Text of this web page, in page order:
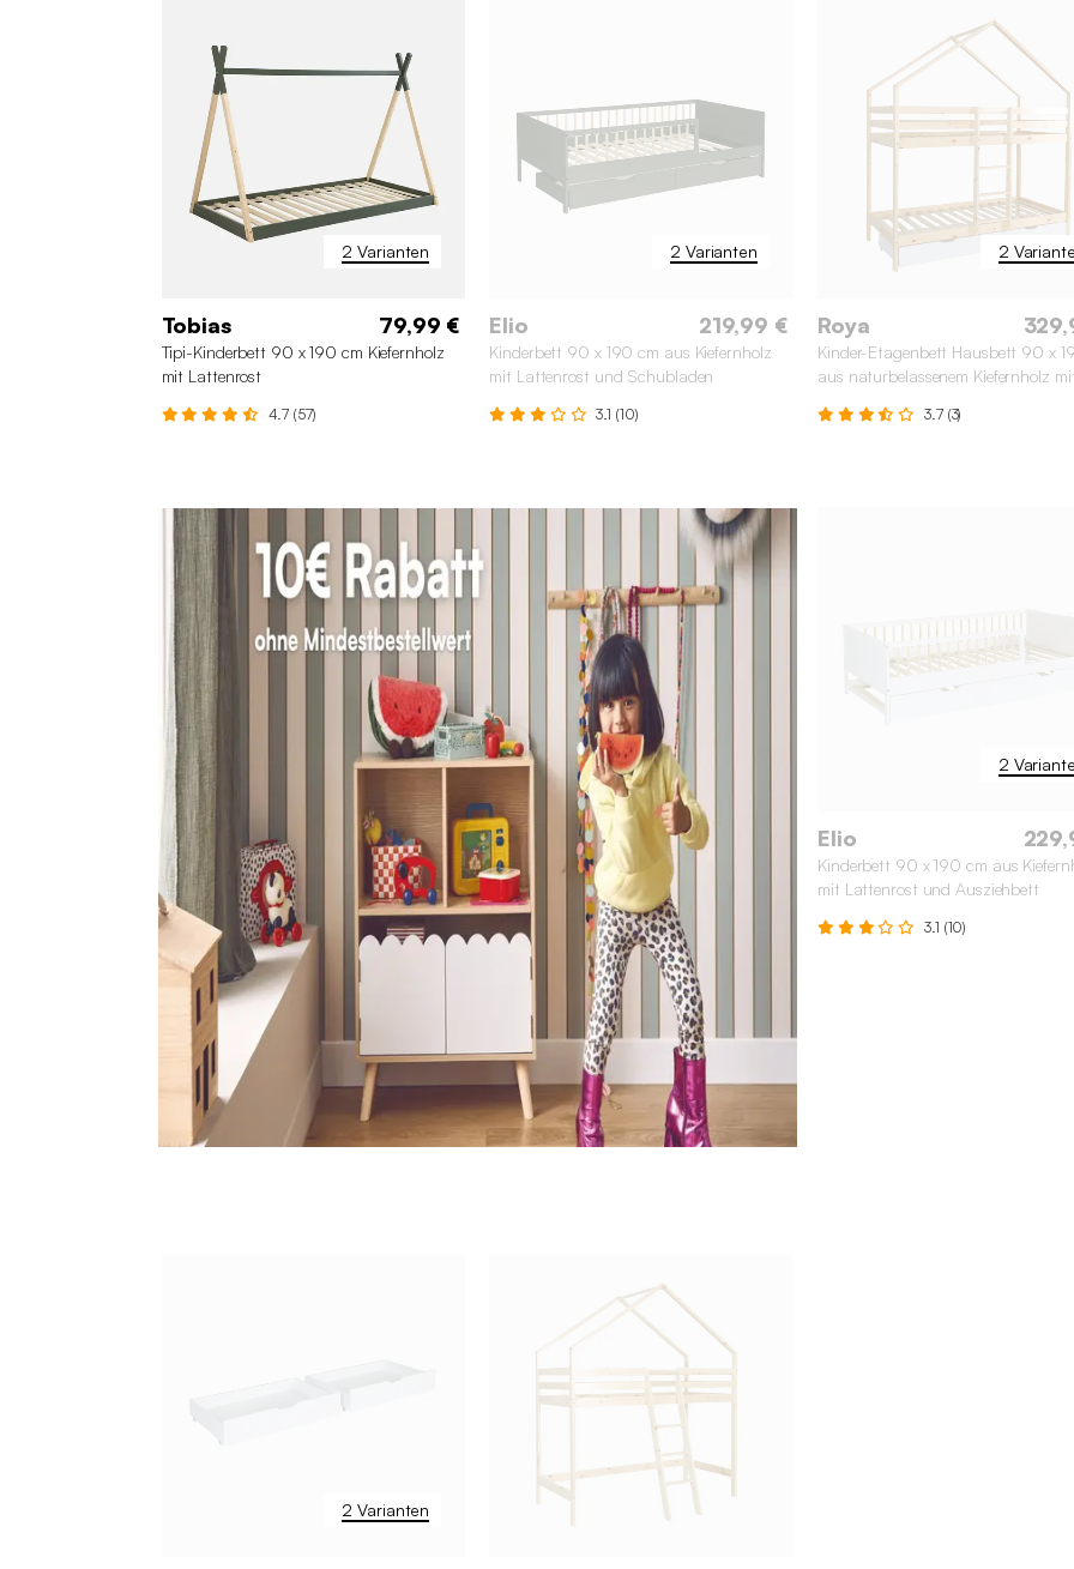
2 Varianten
Tobias 79,99 €
Tipi-Kinderbett 90 x 190 cm Kiefernholz
mit Lattenrost
4.7 (57)
2 Varianten
Elio 219,99 €
Kinderbett 90 x 190 cm aus Kiefernholz
mit Lattenrost und Schubladen
3.1 (10)
2
Roya
Kinder-Etagenbett Hausbett 90 x
aus naturbelassenem Kiefernholz
3.7 (3)
2
Elio
Kinderbett 90 x 190 cm aus
mit Lattenrost und Ausziehbett
3.1 (10)
2 Varianten